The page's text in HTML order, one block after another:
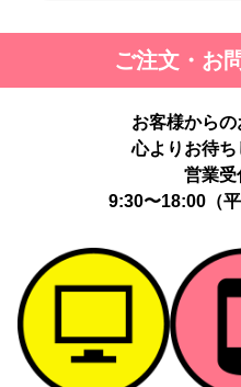
ご注文・お
お客様から
心よりお待ち
営業
9:30〜18:00（